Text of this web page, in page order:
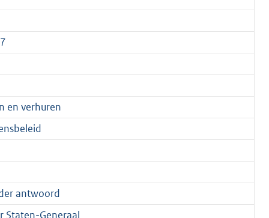
en verhuren
antwoord
Staten-Generaal